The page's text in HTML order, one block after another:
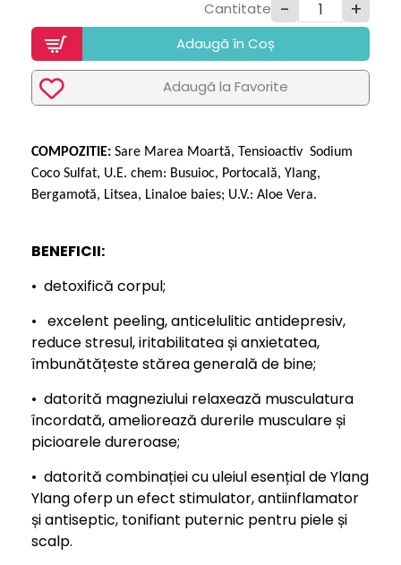
Cantitate - +
Adaugã în Coș
Adaugã la Favorite
COMPOZITIE: Sare Marea Moartă, Tensioactiv Sodium
Coco Sulfat, U.E. chem: Busuioc, Portocală, Ylang,
Bergamotă, Litsea, Linaloe baies; U.V.: Aloe Vera.
BENEFICII:
• detoxifică corpul;
• excelent peeling, anticelulitic antidepresiv,
reduce stresul, iritabilitatea și anxietatea,
îmbunătățeste stărea generală de bine;
• datorită magneziului relaxează musculatura
încordată, ameliorează durerile musculare și
picioarele dureroase;
• datorită combinației cu uleiul esențial de Ylang
Ylang oferp un efect stimulator, antiinflamator
și antiseptic, tonifiant puternic pentru piele și
scalp.